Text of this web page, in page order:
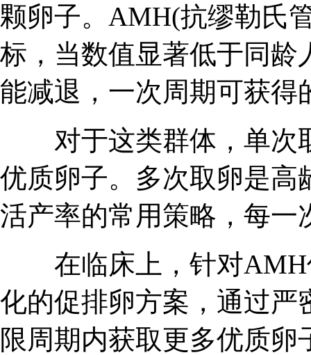
颗卵子。AMH(抗缪勒氏
标，当数值显著低于同龄
能减退，一次周期可获得
对于这类群体，单次
优质卵子。多次取卵是高
活产率的常用策略，每一
在临床上，针对AMH
化的促排卵方案，通过严
限周期内获取更多优质